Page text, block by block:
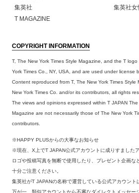
集英社
集英社女
T MAGAZINE
COPYRIGHT INFORMATION
T, The New York Times Style Magazine, and the T
York Times Co., NY, USA, and are used under license
Content reproduced from T, The New York Times
New York Times Co. and/or its contributors, all rights
The views and opinions expressed within T JAPAN The
Magazine are not necessarily those of The New York
contributors.
※HAPPY PLUSからの大事なお知らせ
※現在、X上でT JAPAN公式アカウントに成りすました
ロゴや投稿写真を無断で使用したり、プレゼント企画な
十分ご注意ください。
集英社がT JAPANの名称で運営している公式アカウント
万が一、類似アカウントから不審なダイレクトメッセー